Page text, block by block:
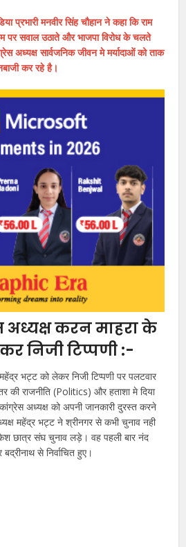
प्रभारी मनवीर सिंह चौहान ने कहा कि राम
पर सवाल उठाते और भाजपा विरोध के चलते
अध्यक्ष सार्वजनिक जीवन मे मर्यादाओं को ताक
कर रहे है।
अध्यक्ष करन माहरा के
निजी टिप्पणी :-
भट्ट को लेकर निजी टिप्पणी पर पलटवार
की राजनीति (Politics) और हताशा मे दिया
अध्यक्ष को अपनी जानकारी दुरस्त करने
महेंद्र भट्ट ने श्रीनगर से कभी चुनाव नही
छात्र संघ चुनाव लड़े। वह पहली बार नंद
से निर्वाचित हुए।